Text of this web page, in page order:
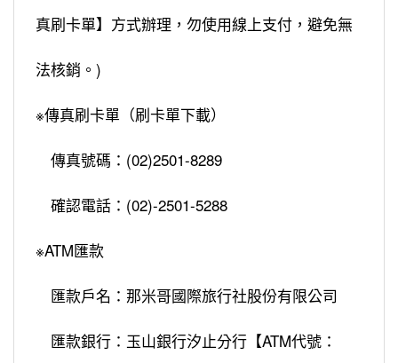
真刷卡單】方式辦理，勿使用線上支付，避免無
法核銷。)
※傳真刷卡單（刷卡單下載）
傳真號碼：(02)2501-8289
確認電話：(02)-2501-5288
※ATM匯款
匯款戶名：那米哥國際旅行社股份有限公司
匯款銀行：玉山銀行汐止分行【ATM代號：